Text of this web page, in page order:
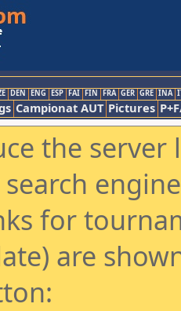
DEN ENG ESP FAI FIN FRA GER GRE INA
Campionat AUT Pictures
the
for
are